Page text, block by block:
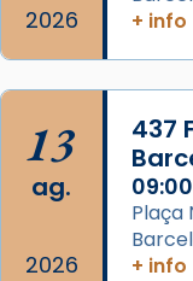
2 weeks ago
Aquest
missa d’acció
comitè
del Sant Pare
L’arquebisbe
2026
+ info
13
ag.
2026
437
09:00
Plaça
+ info